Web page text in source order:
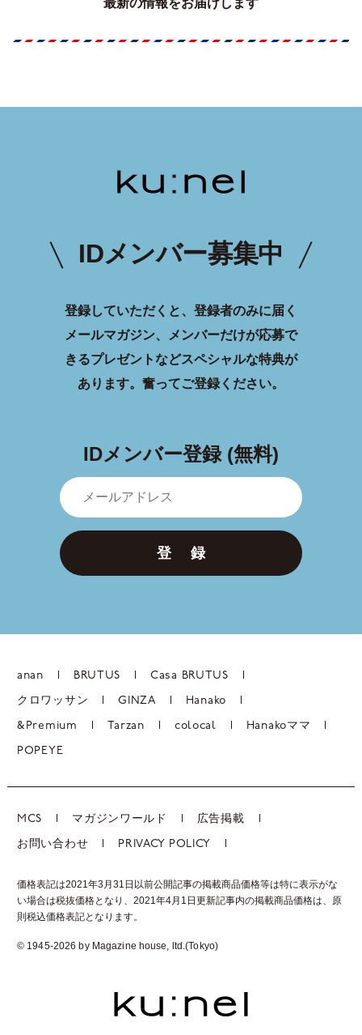
最新の情報をお届けします
IDメンバー募集中
登録していただくと、登録者のみに届く
メールマガジン、メンバーだけが応募で
きるプレゼントなどスペシャルな特典が
あります。 奮ってご登録ください。
IDメンバー登録 (無料)
登 録
anan BRUTUS Casa BRUTUS
クロワッサン GINZA Hanako
&Premium Tarzan colocal Hanakoママ
POPEYE
MCS マガジンワールド 広告掲載
お問い合わせ PRIVACY POLICY
価格表記は2021年3月31日以前公開記事の掲載商品価格等は特に表示がな
い場合は税抜価格となり、2021年4月1日更新記事内の掲載商品価格は、 原
則税込価格表記となります。
© 1945-2026 by Magazine house, ltd.(Tokyo)